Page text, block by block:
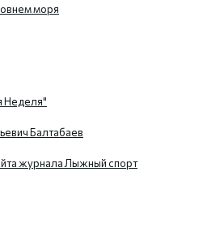
моря
Неделя"
Балтабаев
журнала Лыжный спорт